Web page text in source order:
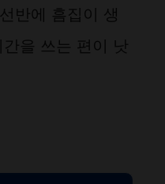
반에 흠집이 생
을 쓰는 편이 낫